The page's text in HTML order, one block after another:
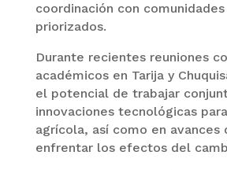
coordinación con
priorizados.
Durante recientes reuniones
académicos en Tarija y
el potencial de trabajar
innovaciones tecnológicas
agrícola, así como en avances
enfrentar los efectos del